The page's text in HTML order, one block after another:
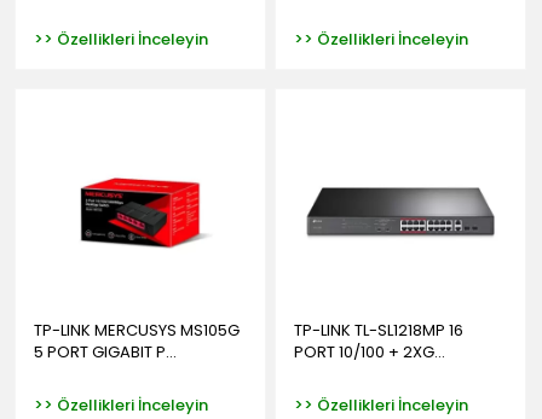
>> Özellikleri İnceleyin >> Özellikleri İnceleyin
TP-LINK MERCUSYS MS105G
5 PORT GIGABIT P...
>> Özellikleri İnceleyin
TP-LINK TL-SL1218MP 16
PORT 10/100 + 2XG...
>> Özellikleri İnceleyin